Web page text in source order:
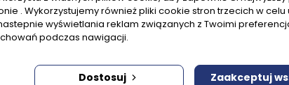
. Wykorzystujemy również pliki cookie stron trzecich w celu
wyświetlania reklam związanych z Twoimi
podczas nawigacji.
Dostosuj Zaakceptuj